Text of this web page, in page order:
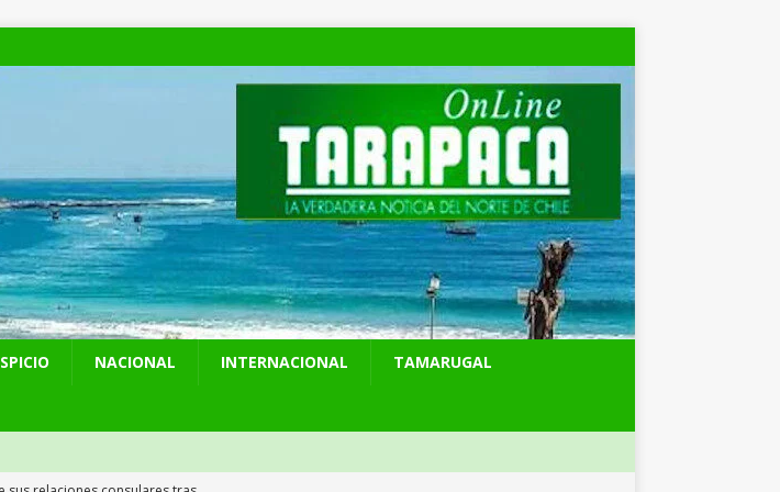
NACIONAL INTERNACIONAL TAMARUGAL